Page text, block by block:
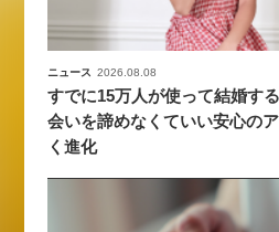
ニュース 2026.08.08
すでに15万人が使って結婚す
会いを諦めなくていい安心の
く進化